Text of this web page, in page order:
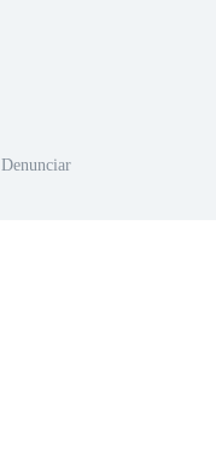
Denunciar